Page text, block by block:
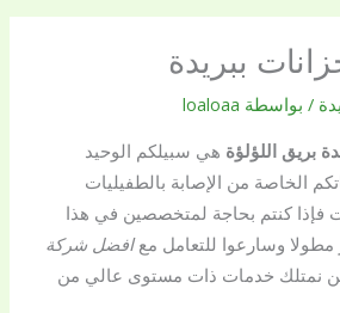
ببريدة
/ بواسطة loaloaa
بريق اللؤلؤة هي سبيلكم الوحيد
الخاصة من الإصابة بالطفيليات
فإذا كنتم بحاجة لمتخصصين في هذا
مطولا وسارعوا للتعامل معافضل شركة
نمتلك خدمات ذات مستوى عالي من